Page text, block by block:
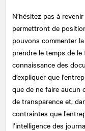
N’hésitez pas à
permettront de
pouvons commenter
prendre le temps de
connaissance des
d’expliquer que
que de ne faire aucun
de transparence et,
contraintes que
l’intelligence des